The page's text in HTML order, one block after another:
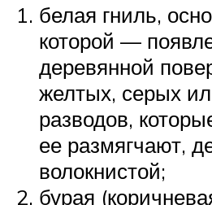
белая гниль,
которой —
деревянной
желтых, серых
разводов,
ее размягчают,
волокнистой;
бурая